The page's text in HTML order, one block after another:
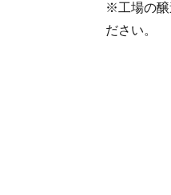
※工場の醸
ださい。